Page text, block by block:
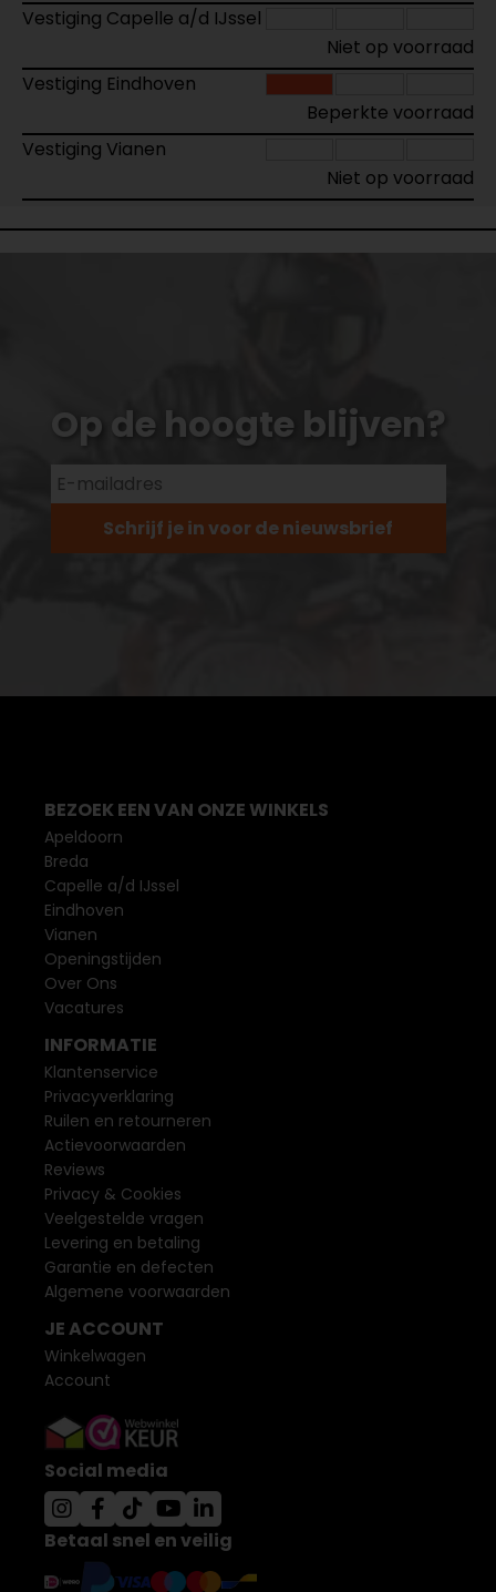
Vestiging Capelle a/d IJssel
Niet op voorraad
Vestiging Eindhoven
Beperkte voorraad
Vestiging Vianen
Niet op voorraad
Op de hoogte blijven?
Schrijf je in voor de nieuwsbrief
BEZOEK EEN VAN ONZE WINKELS
Apeldoorn
Breda
Capelle a/d IJssel
Eindhoven
Vianen
Openingstijden
Over Ons
Vacatures
INFORMATIE
Klantenservice
Privacyverklaring
Ruilen en retourneren
Actievoorwaarden
Reviews
Privacy & Cookies
Veelgestelde vragen
Levering en betaling
Garantie en defecten
Algemene voorwaarden
JE ACCOUNT
Winkelwagen
Account
Social media
Betaal snel en veilig